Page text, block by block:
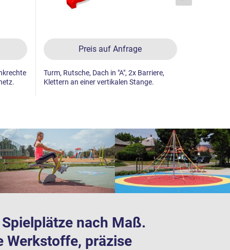
Preis auf Anfrage
Turm, Rutsche, Dach in "A", 2x Barriere,
Klettern an einer vertikalen Stange.
nach Maß.
Werkstoffe, präzise